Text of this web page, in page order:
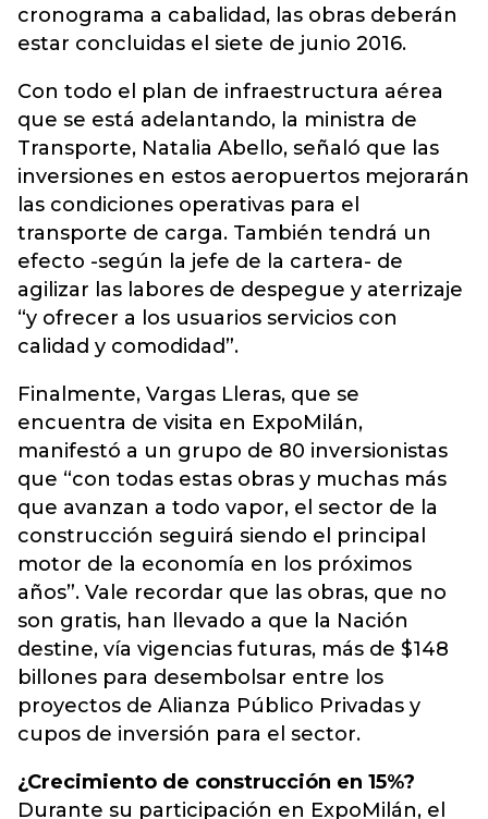
cronograma a cabalidad, las obras deberán
estar concluidas el siete de junio 2016.
Con todo el plan de infraestructura aérea
que se está adelantando, la ministra de
Transporte, Natalia Abello, señaló que las
inversiones en estos aeropuertos mejorarán
las condiciones operativas para el
transporte de carga. También tendrá un
efecto -según la jefe de la cartera- de
agilizar las labores de despegue y aterrizaje
“y ofrecer a los usuarios servicios con
calidad y comodidad”.
Finalmente, Vargas Lleras, que se
encuentra de visita en ExpoMilán,
manifestó a un grupo de 80 inversionistas
que “con todas estas obras y muchas más
que avanzan a todo vapor, el sector de la
construcción seguirá siendo el principal
motor de la economía en los próximos
años”. Vale recordar que las obras, que no
son gratis, han llevado a que la Nación
destine, vía vigencias futuras, más de $148
billones para desembolsar entre los
proyectos de Alianza Público Privadas y
cupos de inversión para el sector.
¿Crecimiento de construcción en 15%?
Durante su participación en ExpoMilán, el